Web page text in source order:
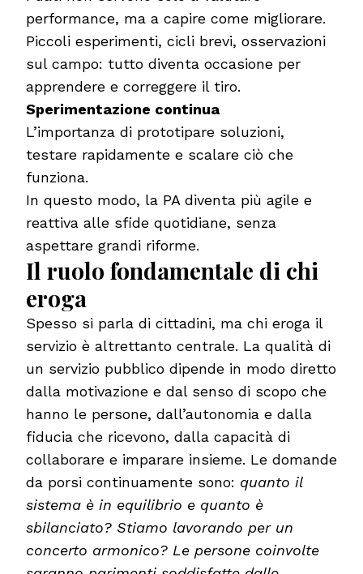
performance, ma a capire come migliorare.
Piccoli esperimenti, cicli brevi, osservazioni
sul campo: tutto diventa occasione per
apprendere e correggere il tiro.
Sperimentazione continua
L’importanza di prototipare soluzioni,
testare rapidamente e scalare ciò che
funziona.
In questo modo, la PA diventa più agile e
reattiva alle sfide quotidiane, senza
aspettare grandi riforme.
Il ruolo fondamentale di chi
eroga
Spesso si parla di cittadini, ma chi eroga il
servizio è altrettanto centrale. La qualità di
un servizio pubblico dipende in modo diretto
dalla motivazione e dal senso di scopo che
hanno le persone, dall’autonomia e dalla
fiducia che ricevono, dalla capacità di
collaborare e imparare insieme. Le domande
da porsi continuamente sono: quanto il
sistema è in equilibrio e quanto è
sbilanciato? Stiamo lavorando per un
concerto armonico? Le persone coinvolte